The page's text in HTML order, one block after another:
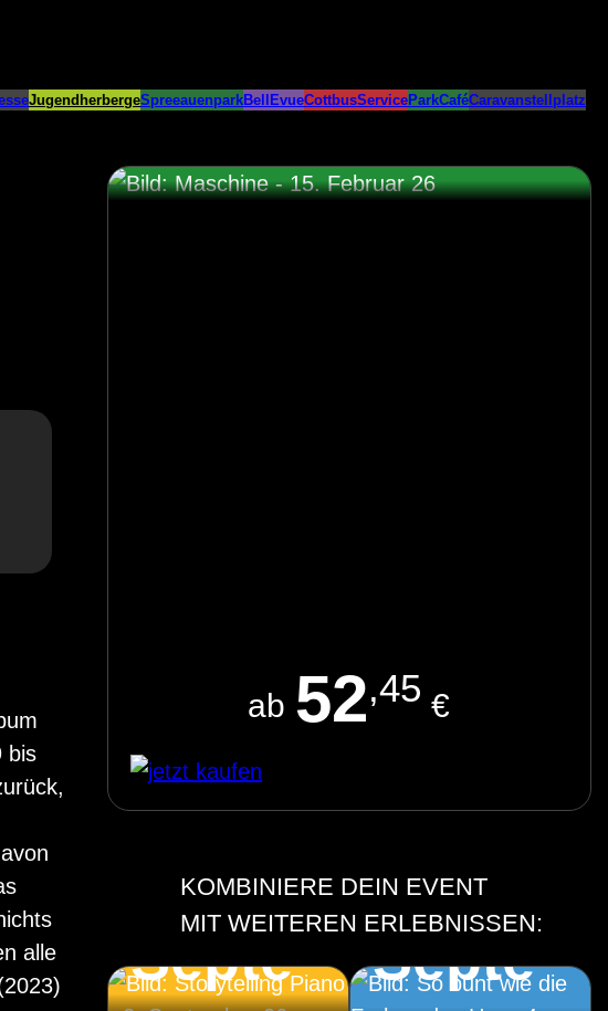
JugendherbergeSpreeauenparkBellEvueCottbusServiceParkCaféCaravanstellplatz
bis
alle
ab 52,45 €
KOMBINIERE DEIN EVENT
MIT WEITEREN ERLEBNISSEN:
Septe
Herbstes
4.
Septe